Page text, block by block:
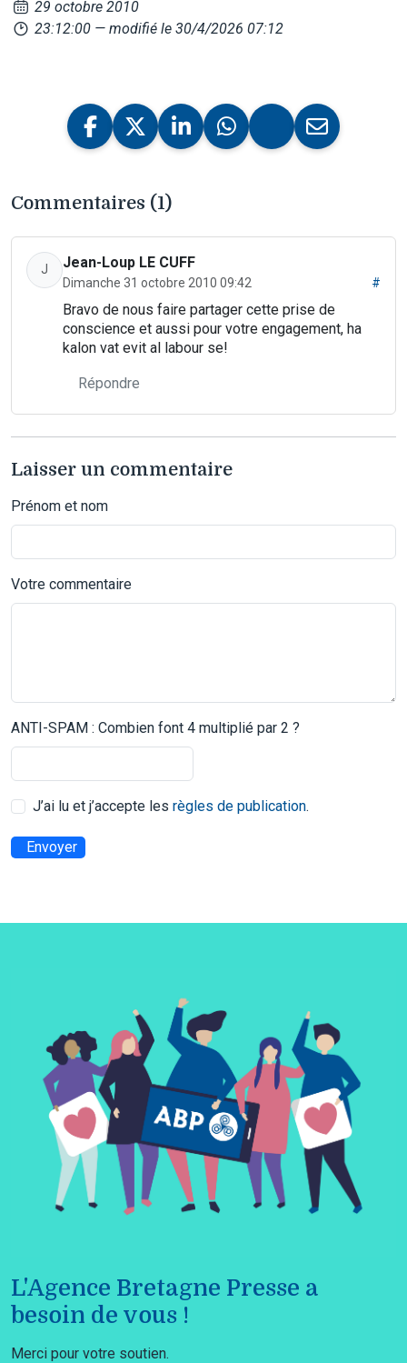
29 octobre 2010
23:12:00 — modifié le 30/4/2026 07:12
Commentaires (1)
J Jean-Loup LE CUFF
Dimanche 31 octobre 2010 09:42 #
Bravo de nous faire partager cette prise de
conscience et aussi pour votre engagement, ha
kalon vat evit al labour se!
Répondre
Laisser un commentaire
Prénom et nom
Votre commentaire
ANTI-SPAM : Combien font 4 multiplié par 2 ?
J’ai lu et j’accepte les règles de publication.
Envoyer
L'Agence Bretagne Presse a
besoin de vous !
Merci pour votre soutien.